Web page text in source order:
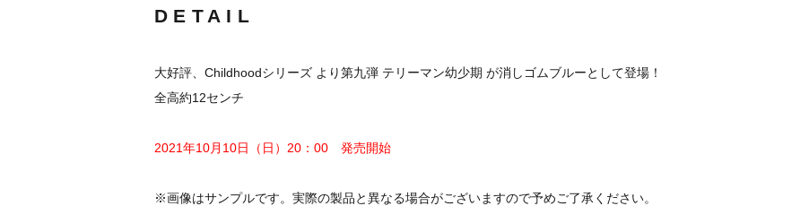
DETAIL
大好評、Childhoodシリーズ より第九弾 テリーマン幼少期 が消しゴムブルーとして登場！
全高約12センチ
2021年10月10日（日）20：00 発売開始
※画像はサンプルです。実際の製品と異なる場合がございますので予めご了承ください。